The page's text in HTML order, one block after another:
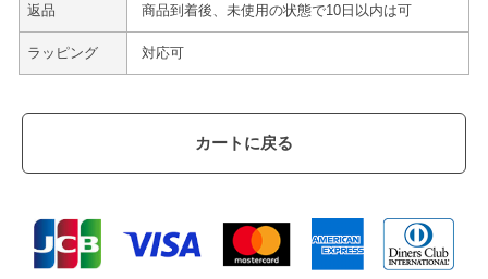
返品 商品到着後、未使用の状態で10日以内は可
ラッピング 対応可
カートに戻る